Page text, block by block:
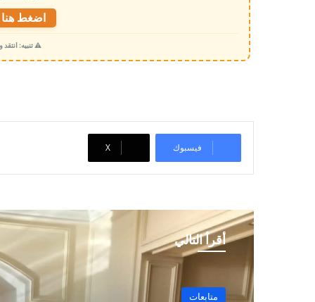
ح
اضغط هنا
⚠️ تنبيه:
فيسبوك ‫X
أقرأ التالي
متابعات